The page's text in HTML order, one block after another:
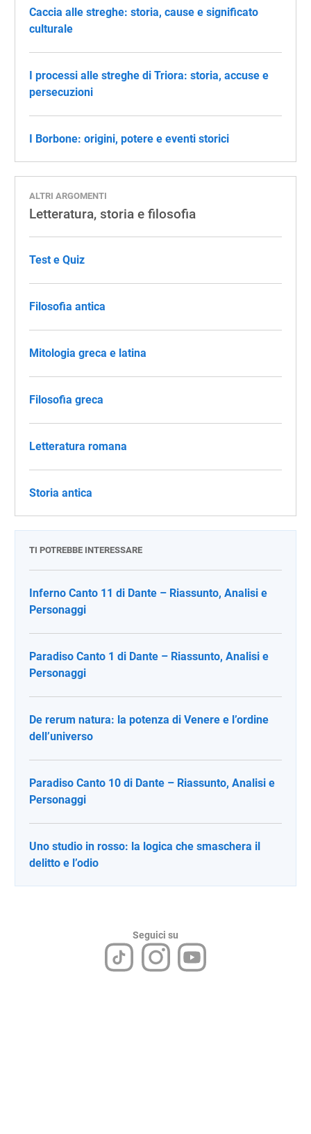
Caccia alle streghe: storia, cause e significato
culturale
I processi alle streghe di Triora: storia, accuse e
persecuzioni
I Borbone: origini, potere e eventi storici
ALTRI ARGOMENTI
Letteratura, storia e filosofia
Test e Quiz
Filosofia antica
Mitologia greca e latina
Filosofia greca
Letteratura romana
Storia antica
TI POTREBBE INTERESSARE
Inferno Canto 11 di Dante – Riassunto, Analisi e
Personaggi
Paradiso Canto 1 di Dante – Riassunto, Analisi e
Personaggi
De rerum natura: la potenza di Venere e l’ordine
dell’universo
Paradiso Canto 10 di Dante – Riassunto, Analisi e
Personaggi
Uno studio in rosso: la logica che smaschera il
delitto e l’odio
Seguici su